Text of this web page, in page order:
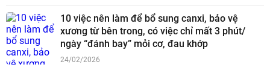
10 việc nên làm để bổ sung canxi, bảo vệ
xương từ bên trong, có việc chỉ mất 3 phút/
ngày “đánh bay” mỏi cơ, đau khớp
24/02/2026